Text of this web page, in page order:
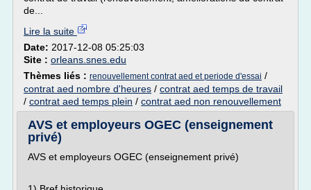
de...
Lire la suite
Date: 2017-12-08 05:25:03
Site : orleans.snes.edu
Thèmes liés : renouvellement contrat aed et periode d'essai /
contrat aed nombre d'heures / contrat aed temps de travail
/ contrat aed temps plein / contrat aed non renouvellement
AVS et employeurs OGEC (enseignement
privé)
AVS et employeurs OGEC (enseignement privé)